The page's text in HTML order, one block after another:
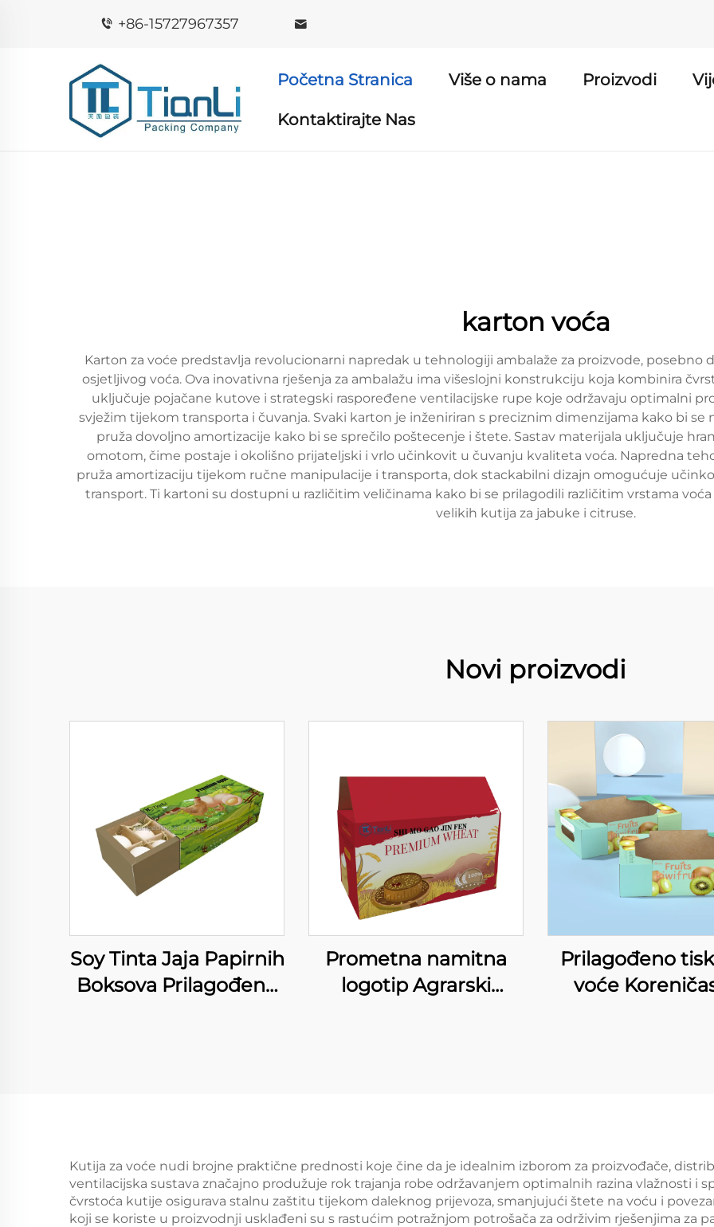
+86-15727967357
Početna Stranica Više o nama Proizvodi
Kontaktirajte Nas
karton voća
Karton za voće predstavlja revolucionarni napredak u tehnologiji ambalaže za proizvode, posebno
osjetljivog voća. Ova inovativna rješenja za ambalažu ima višeslojni konstrukciju koja kombinira
uključuje pojačane kutove i strategski raspoređene ventilacijske rupe koje održavaju optimalni
svježim tijekom transporta i čuvanja. Svaki karton je inženiriran s preciznim dimenzijama kako bi
pruža dovoljno amortizacije kako bi se sprečilo poštecenje i štete. Sastav materijala uključuje
omotom, čime postaje i okolišno prijateljski i vrlo učinkovit u čuvanju kvaliteta voća. Napredna
pruža amortizaciju tijekom ručne manipulacije i transporta, dok stackabilni dizajn omogućuje
transport. Ti kartoni su dostupni u različitim veličinama kako bi se prilagodili različitim vrstama
velikih kutija za jabuke i citruse.
Novi proizvodi
Soy Tinta Jaja Papirnih
Boksova Prilagođeno
Prometna namitna
logotip Agrarski
Prilagođeno
voće
Kutija za voće nudi brojne praktične prednosti koje čine da je idealnim izborom za proizvođače,
ventilacijska sustava značajno produžuje rok trajanja robe održavanjem optimalnih razina vlažnosti i
čvrstoća kutije osigurava stalnu zaštitu tijekom daleknog prijevoza, smanjujući štete na voću i
koji se koriste u proizvodnji usklađeni su s rastućim potražnjom potrošača za održivim rješenjima za